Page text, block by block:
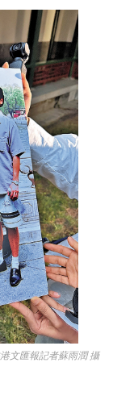
文匯報記者蘇雨潤 攝